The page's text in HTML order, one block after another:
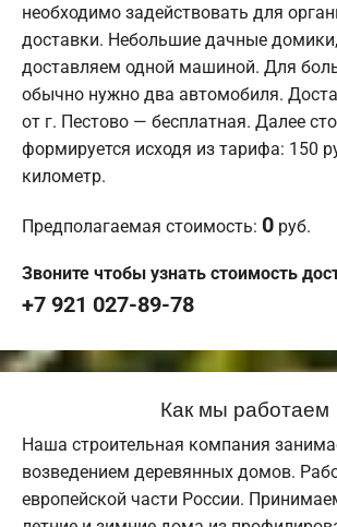
необходимо задействовать для
доставки. Небольшие дачные
доставляем одной машиной. Для
обычно нужно два автомобиля.
от г. Пестово — бесплатная. Далее
формируется исходя из тарифа: 150
километр.
Предполагаемая стоимость: 0 руб.
Звоните чтобы узнать стоимость
+7 921 027-89-78
Как мы работаем
Наша строительная компания
возведением деревянных домов.
европейской части России.